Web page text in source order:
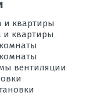
и квартиры
и квартиры
вентиляции